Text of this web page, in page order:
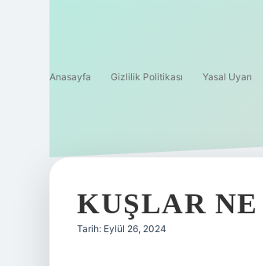
Anasayfa Gizlilik Politikası Yasal Uyarı
KUŞLAR
Tarih: Eylül 26, 2024